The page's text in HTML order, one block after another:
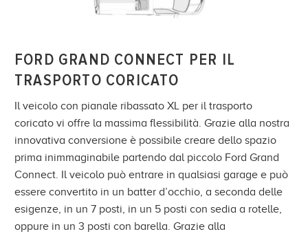
FORD GRAND CONNECT PER IL
TRASPORTO CORICATO
Il veicolo con pianale ribassato XL per il trasporto
coricato vi offre la massima flessibilità. Grazie alla nostra
innovativa conversione è possibile creare dello spazio
prima inimmaginabile partendo dal piccolo Ford Grand
Connect. Il veicolo può entrare in qualsiasi garage e può
essere convertito in un batter d’occhio, a seconda delle
esigenze, in un 7 posti, in un 5 posti con sedia a rotelle,
oppure in un 3 posti con barella. Grazie alla